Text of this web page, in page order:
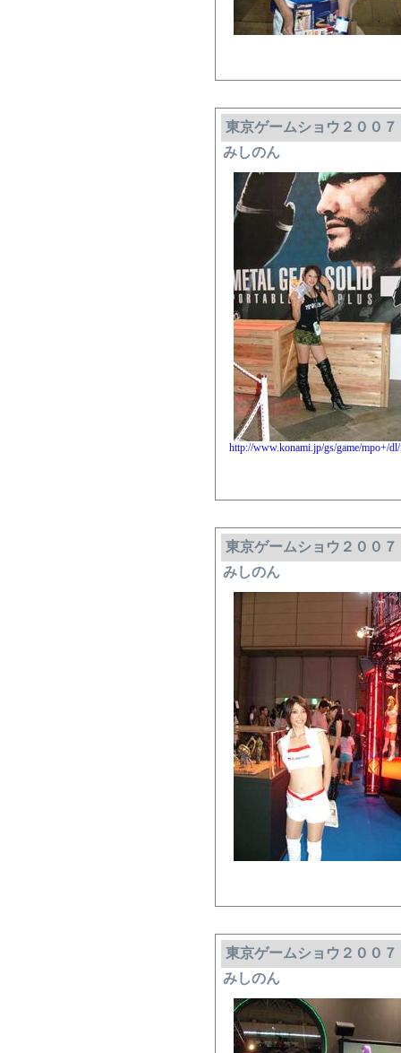
東京ゲームショウ２００
みしのん
http://www.konami.jp/gs/game/mpo+/
東京ゲームショウ２００
みしのん
東京ゲームショウ２００
みしのん